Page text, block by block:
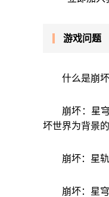
游戏问题
什么是崩
崩坏：星
坏世界为背景
崩坏：星
崩坏：星